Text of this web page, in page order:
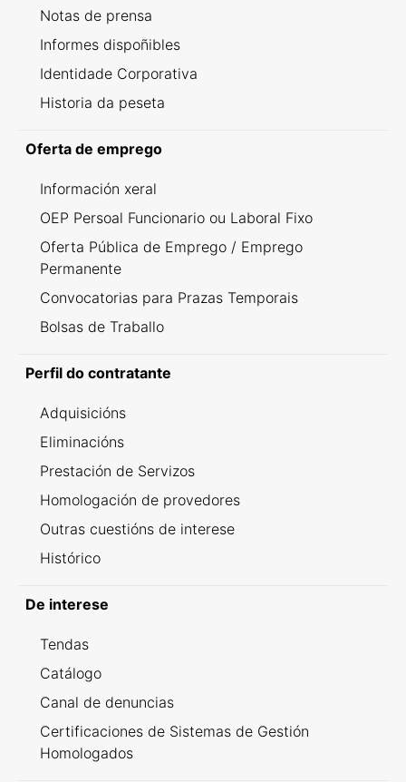
Notas de prensa
Informes dispoñibles
Identidade Corporativa
Historia da peseta
Oferta de emprego
Información xeral
OEP Persoal Funcionario ou Laboral Fixo
Oferta Pública de Emprego / Emprego
Permanente
Convocatorias para Prazas Temporais
Bolsas de Traballo
Perfil do contratante
Adquisicións
Eliminacións
Prestación de Servizos
Homologación de provedores
Outras cuestións de interese
Histórico
De interese
Tendas
Catálogo
Canal de denuncias
Certificaciones de Sistemas de Gestión
Homologados